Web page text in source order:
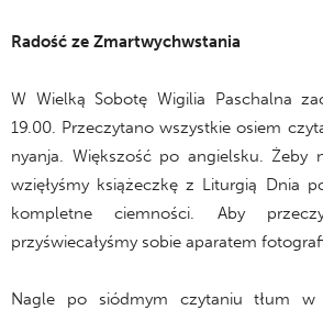
Radość ze Zmartwychwstania
W Wielką Sobotę Wigilia Paschalna
19.00. Przeczytano wszystkie osiem
nyanja. Większość po angielsku. Żeby
wzięłyśmy książeczkę z Liturgią Dnia
kompletne ciemności. Aby
przyświecałyśmy sobie aparatem
Nagle po siódmym czytaniu tłum w